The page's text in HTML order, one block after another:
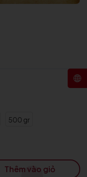
500 gr
Thêm vào giỏ